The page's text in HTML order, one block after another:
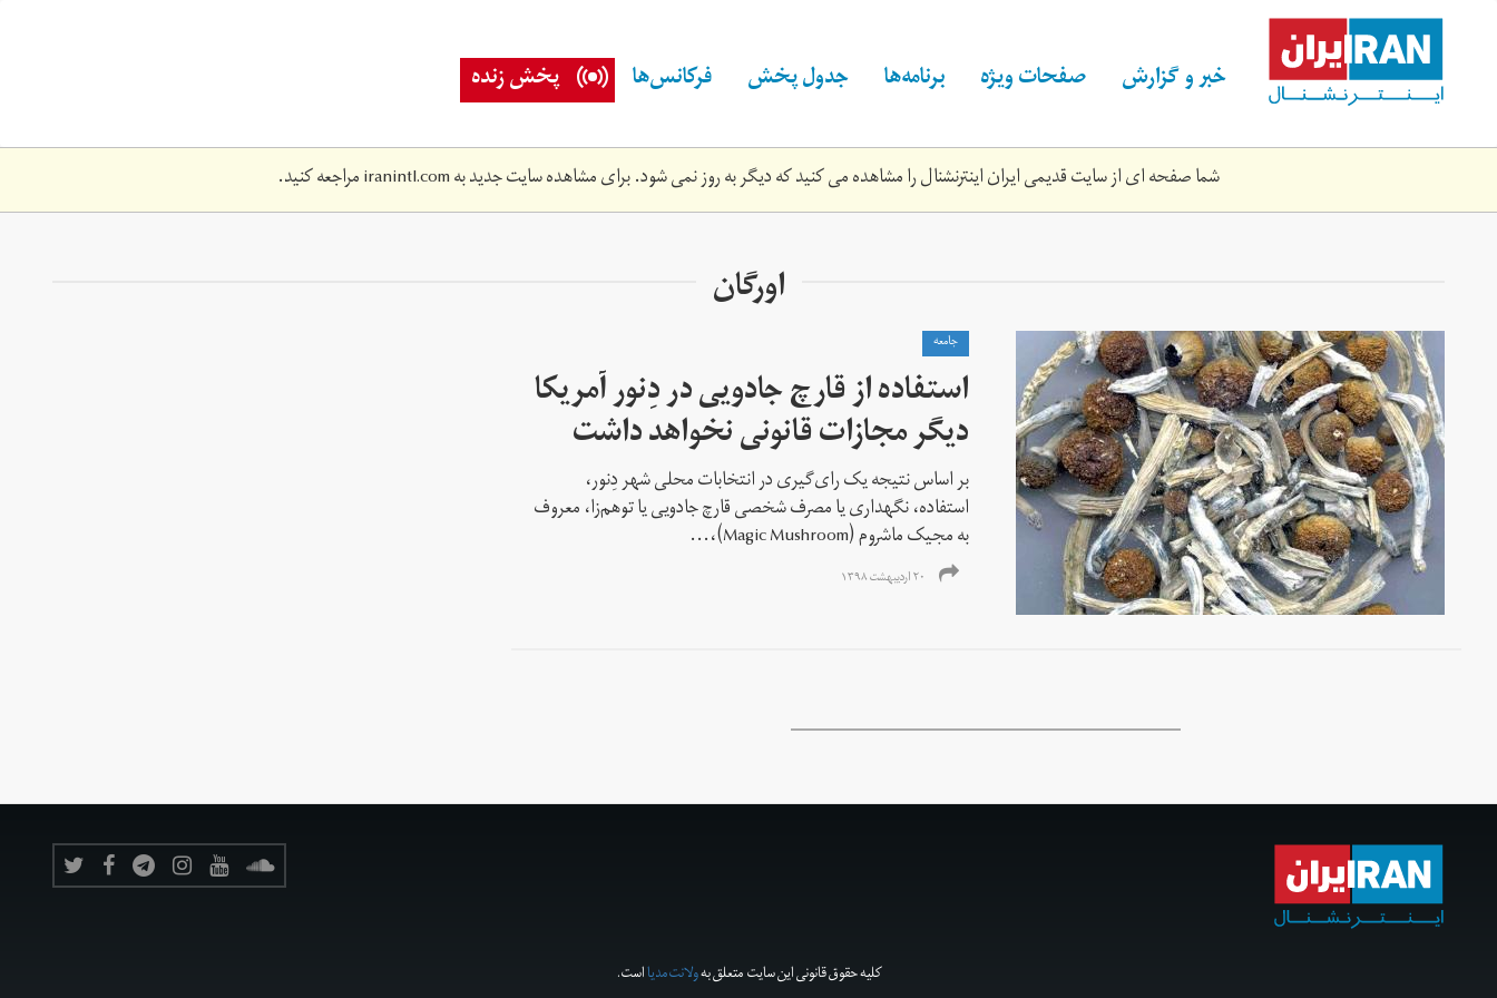
content خبر و گزارش صفحات ویژه برنامه‌ها جدول پخش فرکانس‌ها پخش زنده
شما صفحه ای از سایت قدیمی ایران اینترنشنال را مشاهده می کنید که دیگر به روز نمی شود. برای مشاهده سایت جدید بهiranintl.comمراجعه کنید.
اورگان
جامعه
استفاده از قارچ جادویی در دِنور آمریکا
دیگر مجازات قانونی نخواهد داشت
بر اساس نتیجه یک رای‌گیری در انتخابات محلی شهر دِنور،
استفاده، نگهداری یا مصرف شخصی قارچ جادویی یا توهم‌زا، معروف
به مجیک ماشروم (Magic Mushroom)،...
۲۰ اردیبهشت ۱۳۹۸
کلیه حقوق قانونی این سایت متعلق بهولانت‌مدیااست.